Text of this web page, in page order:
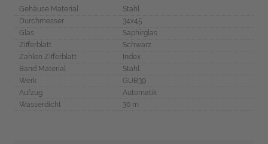
Gehäuse Material
Stahl
Durchmesser
34x45
Glas
Saphirglas
Zifferblatt
Schwarz
Zahlen Zifferblatt
Index
Band Material
Stahl
Werk
GUB39
Aufzug
Automatik
Wasserdicht
30 m